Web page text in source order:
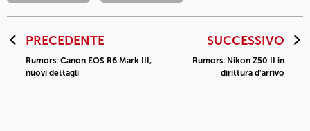
PRECEDENTE
Rumors: Canon EOS R6 Mark III,
nuovi dettagli
SUCCESSIVO
Rumors: Nikon Z50 II in
dirittura d’arrivo